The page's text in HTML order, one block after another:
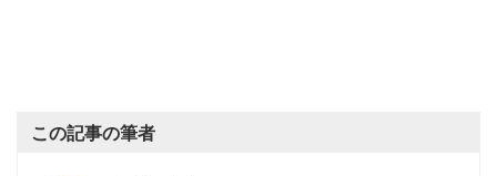
この記事の筆者